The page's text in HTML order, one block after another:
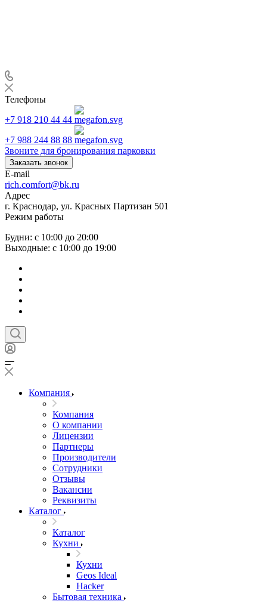
Телефоны
+7 918 210 44 44
+7 988 244 88 88
Звоните для бронирования парковки
Заказать звонок
E-mail
rich.comfort@bk.ru
Адрес
г. Краснодар, ул. Красных Партизан 501
Режим работы
Будни: с 10:00 до 20:00
Выходные: с 10:00 до 19:00
Компания
Компания
О компании
Лицензии
Партнеры
Производители
Сотрудники
Отзывы
Вакансии
Реквизиты
Каталог
Каталог
Кухни
Кухни
Geos Ideal
Hacker
Бытовая техника